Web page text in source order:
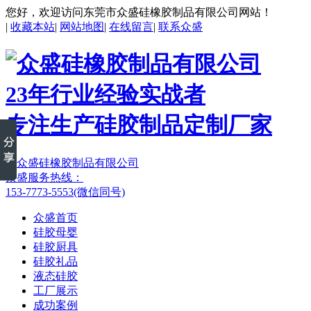
您好，欢迎访问东莞市众盛硅橡胶制品有限公司网站！
| 收藏本站| 网站地图| 在线留言| 联系众盛
23年行业经验实战者
专注生产硅胶制品定制厂家
众盛服务热线：
153-7773-5553(微信同号)
众盛首页
硅胶母婴
硅胶厨具
硅胶礼品
液态硅胶
工厂展示
成功案例